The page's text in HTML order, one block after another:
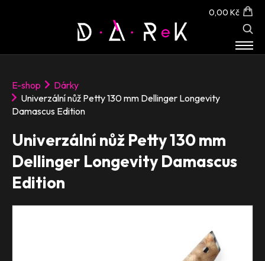
0,00 Kč
KONTAKT
E-shop
Dárky
Univerzální nůž Petty 130 mm Dellinger Longevity
Damascus Edition
Univerzální nůž Petty 130 mm
Dellinger Longevity Damascus
Edition